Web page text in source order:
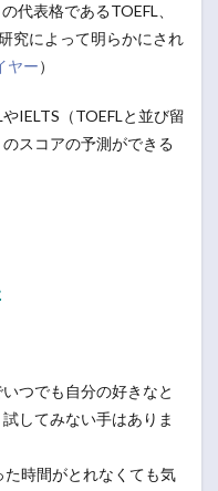
代表格であるTOEFL、
究によって明らかにされ
ヤー）
IELTS（TOEFLと並び留
スコアの予測ができる
つでも自分の好きなと
してみない手はありま
時間がとれなくても気